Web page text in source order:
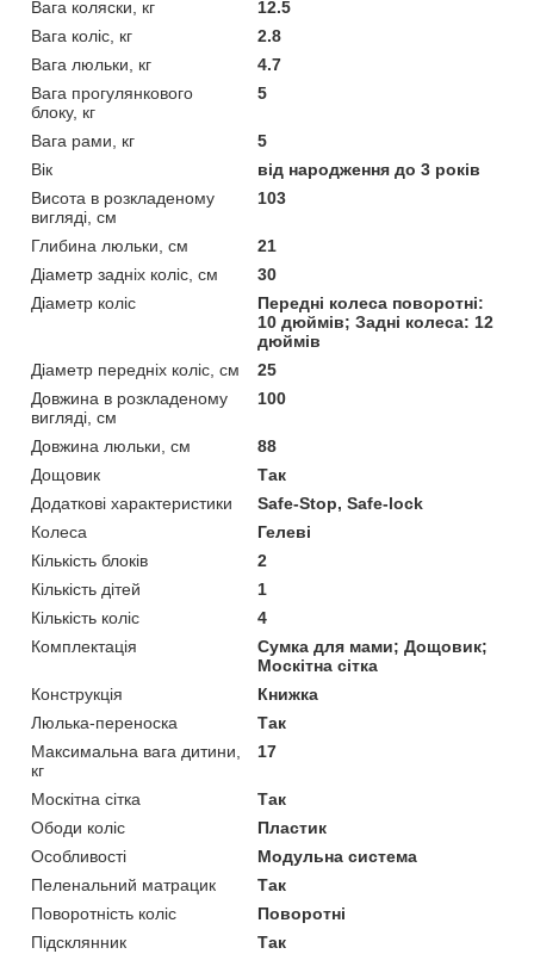
Вага коляски, кг
12.5
Вага коліс, кг
2.8
Вага люльки, кг
4.7
Вага прогулянкового
блоку, кг
5
Вага рами, кг
5
Вік
від народження до 3 років
Висота в розкладеному
вигляді, см
103
Глибина люльки, см
21
Діаметр задніх коліс, см
30
Діаметр коліс
Передні колеса поворотні:
10 дюймів; Задні колеса: 12
дюймів
Діаметр передніх коліс, см
25
Довжина в розкладеному
вигляді, см
100
Довжина люльки, см
88
Дощовик
Так
Додаткові характеристики
Safe-Stop, Safe-lock
Колеса
Гелеві
Кількість блоків
2
Кількість дітей
1
Кількість коліс
4
Комплектація
Сумка для мами; Дощовик;
Москітна сітка
Конструкція
Книжка
Люлька-переноска
Так
Максимальна вага дитини,
кг
17
Москітна сітка
Так
Ободи коліс
Пластик
Особливості
Модульна система
Пеленальний матрацик
Так
Поворотність коліс
Поворотні
Підсклянник
Так